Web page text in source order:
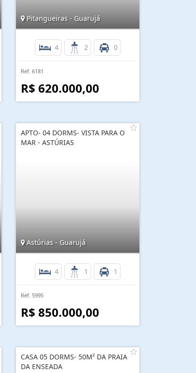
Pitangueiras - Guarujá
4 2 0
Ref. 6181
R$ 620.000,00
APTO- 04 DORMS- VISTA PARA O
MAR - ASTÚRIAS
Astúrias - Guarujá
4 1 1
Ref. 5995
R$ 850.000,00
CASA 05 DORMS- 50M² DA PRAIA
DA ENSEADA